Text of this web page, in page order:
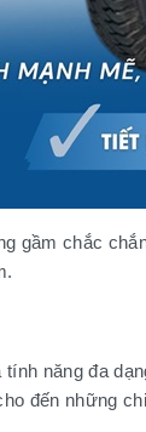
chắc
năng đa
đến những